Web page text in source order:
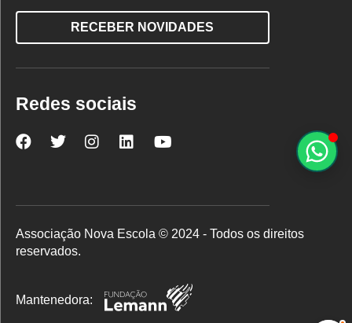
RECEBER NOVIDADES
Redes sociais
Nova
Facebook
Nova
Twitter
Nova
Instagram
Nova
LinkedInYouTube
Associação Nova Escola © 2024 - Todos os direitos
reservados.
Mantenedora: